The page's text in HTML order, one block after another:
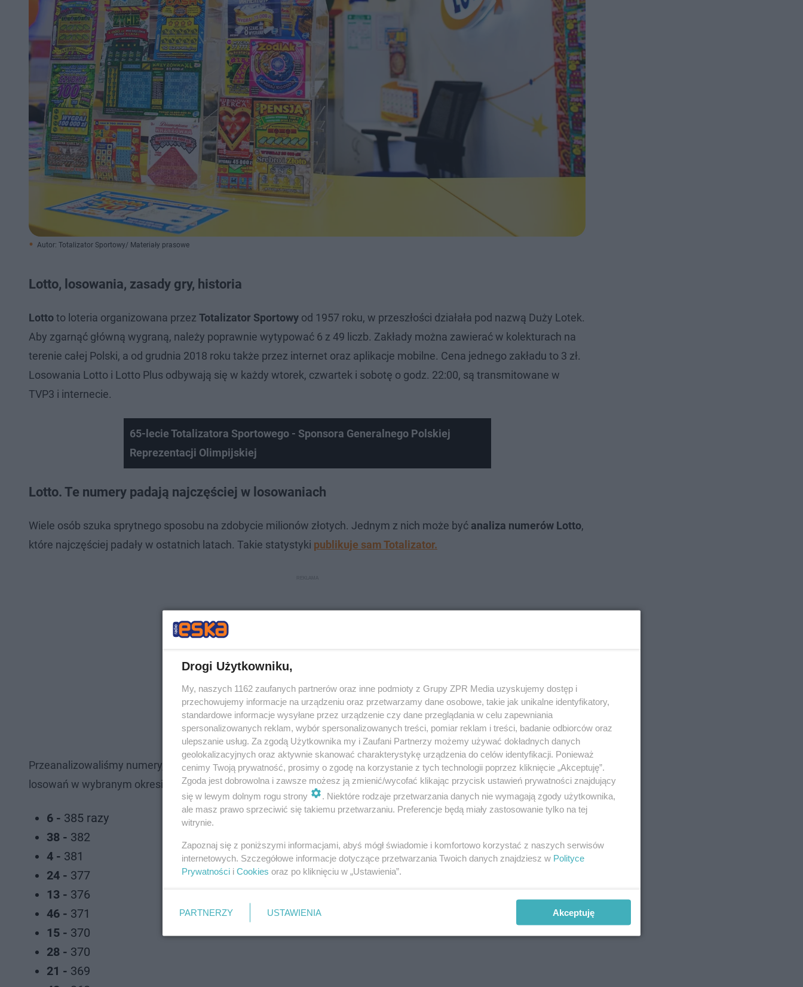
Autor: Totalizator Sportowy/ Materiały prasowe
Lotto, losowania, zasady gry, historia
Lottoto loteria organizowana przez Totalizator Sportowy od 1957 roku, w przeszłości działała pod nazwą Duży Lotek.
Aby zgarnąć główną wygraną, należy poprawnie wytypować 6 z 49 liczb. Zakłady można zawierać w kolekturach na
terenie całej Polski, a od grudnia 2018 roku także przez internet oraz aplikacje mobilne. Cena jednego zakładu to 3 zł.
Losowania Lotto i Lotto Plus odbywają się w każdy wtorek, czwartek i sobotę o godz. 22:00, są transmitowane w
TVP3 i internecie.
65-lecie Totalizatora Sportowego - Sponsora Generalnego Polskiej
Reprezentacji Olimpijskiej
Lotto. Te numery padają najczęściej w losowaniach
Wiele osób szuka sprytnego sposobu na zdobycie milionów złotych. Jednym z nich może być analiza numerów Lotto,
które najczęściej padały w ostatnich latach. Takie statystyki publikuje sam Totalizator.
Przeanalizowaliśmy numery, którenajczęściej były losowane w ciągu 20 lat(20 marca 2003 - 20 marca 2023). Liczba
losowań w wybranym okresie:
2898.
6 - 385 razy
38 - 382
4 - 381
24 - 377
13 - 376
46 - 371
15 - 370
28 - 370
21 - 369
Drogi Użytkowniku,
My, naszych 1162 zaufanych partnerów oraz inne podmioty z Grupy ZPR Media uzyskujemy dostęp i
przechowujemy informacje na urządzeniu oraz przetwarzamy dane osobowe, takie jak unikalne identyfikatory,
standardowe informacje wysyłane przez urządzenie czy dane przeglądania w celu zapewniania
spersonalizowanych reklam, wybór spersonalizowanych treści, pomiar reklam i treści, badanie odbiorców oraz
ulepszanie usług. Za zgodą Użytkownika my i Zaufani Partnerzy możemy używać dokładnych danych
geolokalizacyjnych oraz aktywnie skanować charakterystykę urządzenia do celów identyfikacji. Ponieważ
cenimy Twoją prywatność, prosimy o zgodę na korzystanie z tych technologii poprzez kliknięcie „Akceptuję”.
Zgoda jest dobrowolna i zawsze możesz ją zmienić/wycofać klikając przycisk ustawień prywatności znajdujący
się w lewym dolnym rogu strony
. Niektóre rodzaje przetwarzania danych nie wymagają zgody użytkownika,
ale masz prawo sprzeciwić się takiemu przetwarzaniu. Preferencje będą miały zastosowanie tylko na tej
witrynie.
Zapoznaj się z poniższymi informacjami, abyś mógł świadomie i komfortowo korzystać z naszych serwisów
internetowych. Szczegółowe informacje dotyczące przetwarzania Twoich danych znajdziesz w Polityce
Prywatności i Cookies oraz po kliknięciu w „Ustawienia”.
PARTNERZY USTAWIENIA Akceptuję